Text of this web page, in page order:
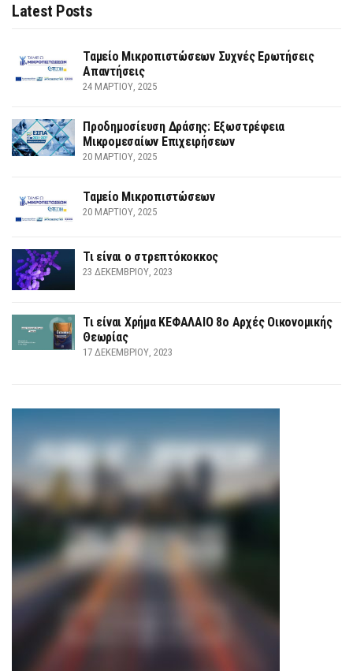
Latest Posts
Ταμείο Μικροπιστώσεων Συχνές Ερωτήσεις
Απαντήσεις
24 ΜΑΡΤΊΟΥ, 2025
Προδημοσίευση Δράσης: Εξωστρέφεια
Μικρομεσαίων Επιχειρήσεων
20 ΜΑΡΤΊΟΥ, 2025
Ταμείο Μικροπιστώσεων
20 ΜΑΡΤΊΟΥ, 2025
Τι είναι ο στρεπτόκοκκος
23 ΔΕΚΕΜΒΡΊΟΥ, 2023
Τι είναι Χρήμα ΚΕΦΑΛΑΙΟ 8ο Αρχές Οικονομικής
Θεωρίας
17 ΔΕΚΕΜΒΡΊΟΥ, 2023